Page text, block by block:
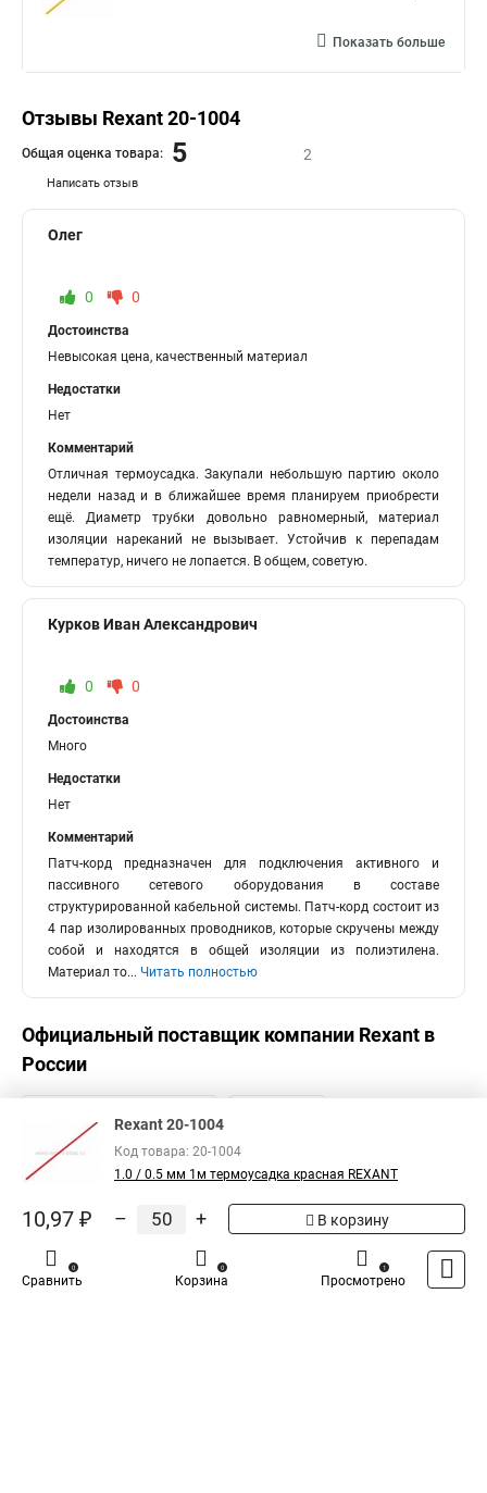
Термоусадочная трубка с клеевым слоем
Показать больше
Отзывы Rexant 20-1004
Написать отзыв
Общая оценка товара: 5 2
Олег
0 0
Достоинства
Невысокая цена, качественный материал
Недостатки
Нет
Комментарий
Отличная термоусадка. Закупали небольшую партию около
недели назад и в ближайшее время планируем приобрести
ещё. Диаметр трубки довольно равномерный, материал
изоляции нареканий не вызывает. Устойчив к перепадам
температур, ничего не лопается. В общем, советую.
Курков Иван Александрович
0 0
Достоинства
Много
Недостатки
Нет
Комментарий
Патч-корд предназначен для подключения активного и
пассивного сетевого оборудования в составе
структурированной кабельной системы. Патч-корд состоит из
4 пар изолированных проводников, которые скручены между
собой и находятся в общей изоляции из полиэтилена.
Материал то... Читать полностью
Официальный поставщик компании Rexant в
России
Rexant 20-1004
Код товара: 20-1004
1.0 / 0.5 мм 1м термоусадка красная REXANT
10,97 ₽ – + В корзину
Сравнить
0
Корзина
0
Просмотрено
1